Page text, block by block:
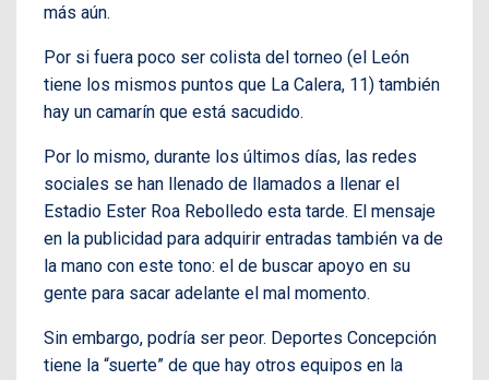
más aún.
Por si fuera poco ser colista del torneo (el León
tiene los mismos puntos que La Calera, 11) también
hay un camarín que está sacudido.
Por lo mismo, durante los últimos días, las redes
sociales se han llenado de llamados a llenar el
Estadio Ester Roa Rebolledo esta tarde. El mensaje
en la publicidad para adquirir entradas también va de
la mano con este tono: el de buscar apoyo en su
gente para sacar adelante el mal momento.
Sin embargo, podría ser peor. Deportes Concepción
tiene la “suerte” de que hay otros equipos en la